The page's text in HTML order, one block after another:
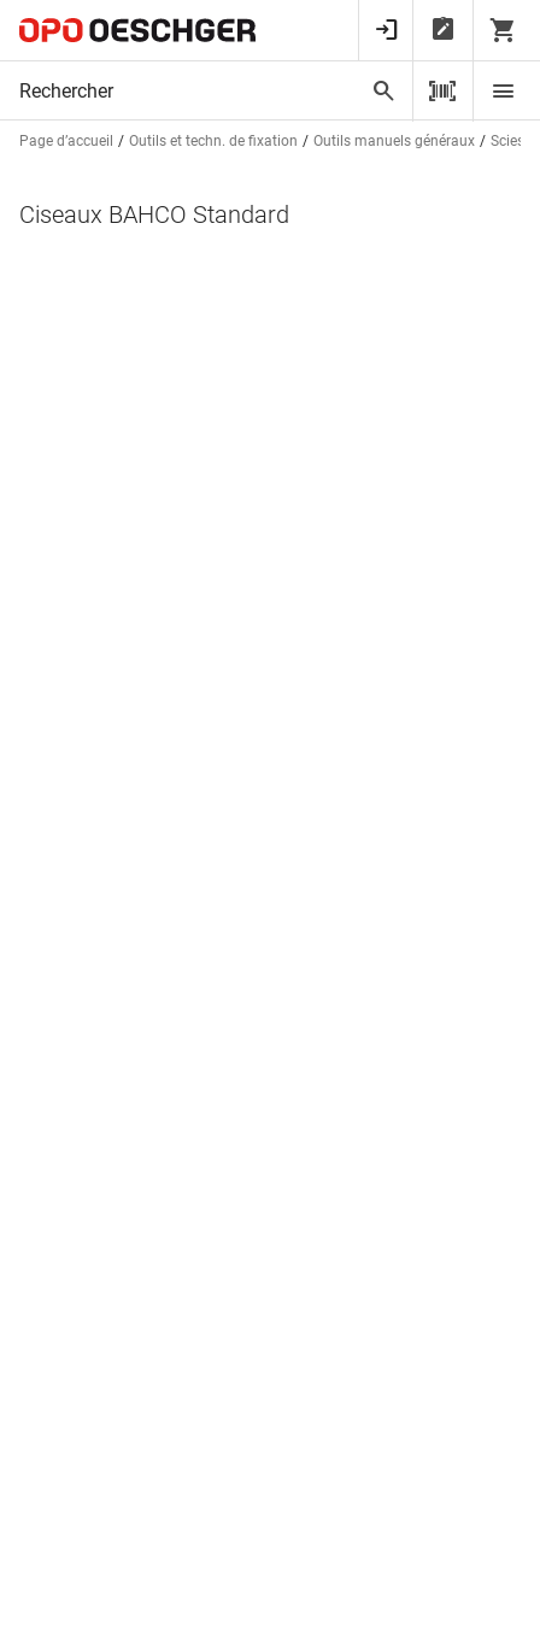
Page d’accueil Outils et techn. de fixation Outils manuels généraux Scies,
Ciseaux BAHCO Standard